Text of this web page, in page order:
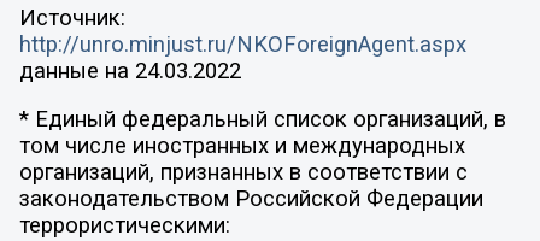
Источник:
http://unro.minjust.ru/NKOForeignAgent.aspx
данные на 24.03.2022
* Единый федеральный список организаций, в
том числе иностранных и международных
организаций, признанных в соответствии с
законодательством Российской Федерации
террористическими: